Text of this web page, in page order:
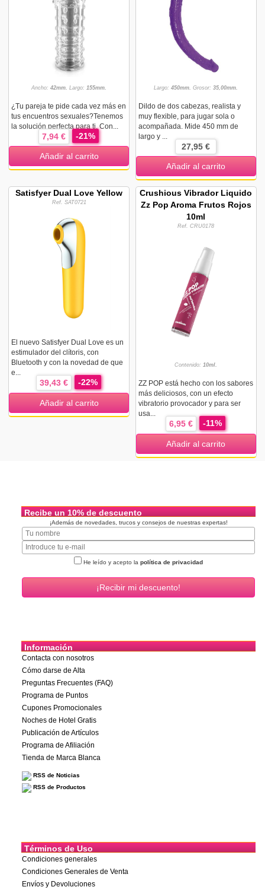
Ancho:42mm. Largo:155mm.
¿Tu pareja te pide cada vez más en
tus encuentros sexuales?Tenemos
la solución perfecta para ti. Con...
7,94 € -21%
Añadir al carrito
Largo:450mm. Grosor:35,00mm.
Dildo de dos cabezas, realista y
muy flexible, para jugar sola o
acompañada. Mide 450 mm de
largo y ...
27,95 €
Añadir al carrito
Satisfyer Dual Love Yellow
Ref. SAT0721
El nuevo Satisfyer Dual Love es un
estimulador del clítoris, con
Bluetooth y con la novedad de que
e...
39,43 € -22%
Añadir al carrito
Crushious Vibrador Liquido
Zz Pop Aroma Frutos Rojos
10ml
Ref. CRU0178
Contenido:10ml.
ZZ POP está hecho con los sabores
más deliciosos, con un efecto
vibratorio provocador y para ser
usa...
6,95 € -11%
Añadir al carrito
Recibe un 10% de descuento
¡Además de novedades, trucos y consejos de nuestras expertas!
He leído y acepto la política de privacidad
Información
Contacta con nosotros
Cómo darse de Alta
Preguntas Frecuentes (FAQ)
Programa de Puntos
Cupones Promocionales
Noches de Hotel Gratis
Publicación de Artículos
Programa de Afiliación
Tienda de Marca Blanca
RSS de Noticias
RSS de Productos
Términos de Uso
Condiciones generales
Condiciones Generales de Venta
Envíos y Devoluciones